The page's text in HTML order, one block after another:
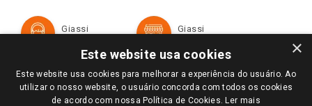
Televendas
Notícias
Perguntas frequentes
Formas de Pagamento
Trocas e Devoluções
Giassi
Giassi
Redes Sociais
×
Este website usa cookies
Este website usa cookies para melhorar a experiência do usuário. Ao
utilizar o nosso website, o usuário concorda com todos os cookies
de acordo com nossa Política de Cookies. Ler mais